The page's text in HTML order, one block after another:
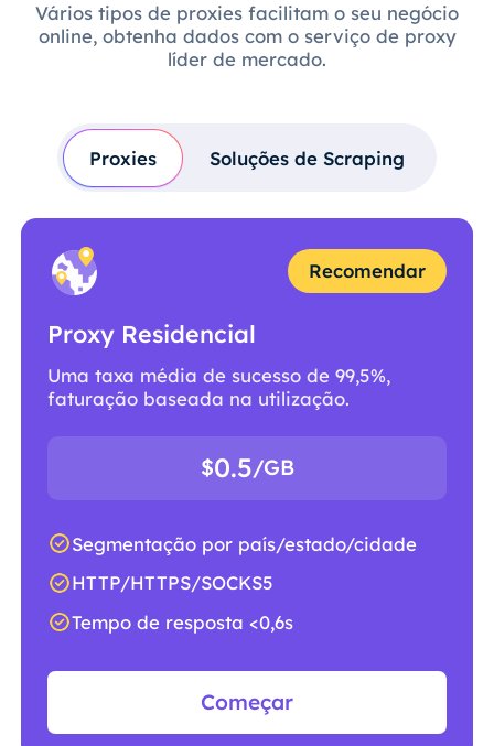
Vários tipos de proxies facilitam o seu negócio
online, obtenha dados com o serviço de proxy
líder de mercado.
Proxies Soluções de Scraping
Recomendar
Proxy Residencial
Uma taxa média de sucesso de 99,5%,
faturação baseada na utilização.
$0.5/GB
Segmentação por país/estado/cidade
HTTP/HTTPS/SOCKS5
Tempo de resposta <0,6s
Começar